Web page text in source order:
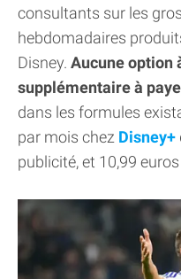
consultants sur les
hebdomadaires
Disney. Aucune option
supplémentaire à
dans les formules
par mois chez Disney+
publicité, et 10,99